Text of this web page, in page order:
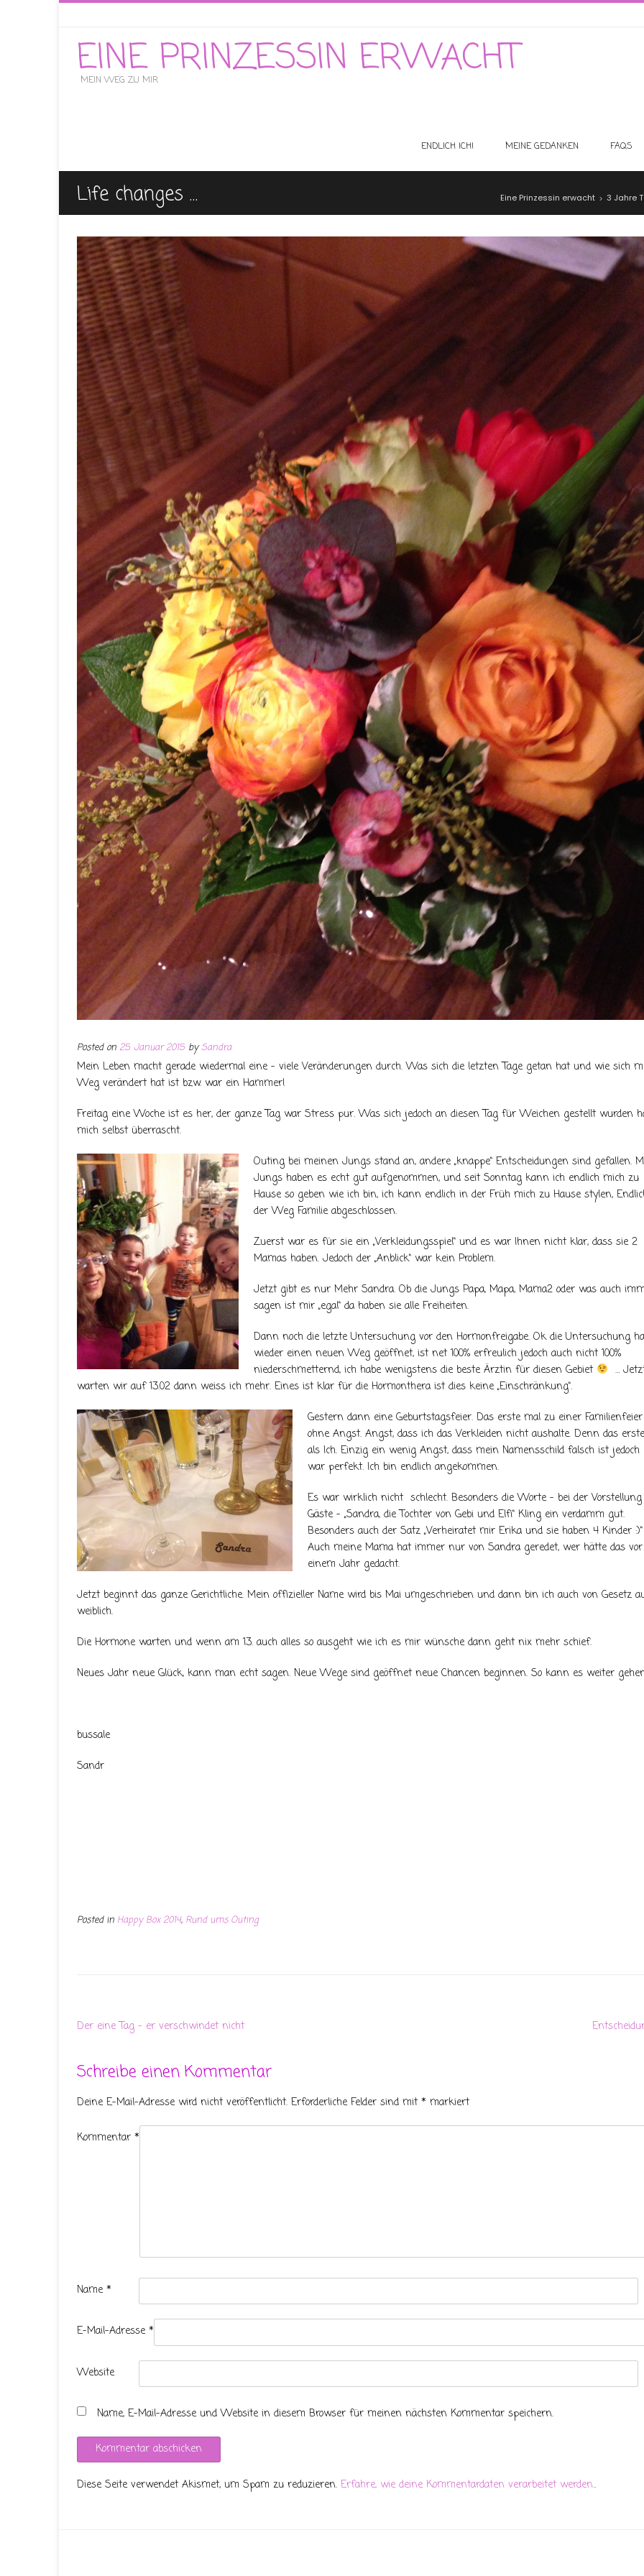
EINE PRINZESSIN ERWACHT
MEIN WEG ZU MIR
ENDLICH ICH! MEINE GEDANKEN FAQS
Life changes … Eine Prinzessin erwacht > 3 Jahre
Posted on 25. Januar 2015 bySandra
Mein Leben macht gerade wiedermal eine – viele Veränderungen durch. Was sich die letzten Tage getan hat und wie sich
Weg verändert hat ist bzw. war ein Hammer!
Freitag eine Woche ist es her, der ganze Tag war Stress pur. Was sich jedoch an diesen Tag für Weichen gestellt wurden
mich selbst überrascht.
Outing bei meinen Jungs stand an, andere „knappe“ Entscheidungen sind gefallen.
Jungs haben es echt gut aufgenommen, und seit Sonntag kann ich endlich mich zu
Hause so geben wie ich bin, ich kann endlich in der Früh mich zu Hause stylen,
der Weg Familie abgeschlossen.
Zuerst war es für sie ein „Verkleidungsspiel“ und es war Ihnen nicht klar, dass sie 2
Mamas haben. Jedoch der „Anblick“ war kein Problem.
Jetzt gibt es nur Mehr Sandra. Ob die Jungs Papa, Mapa, Mama2 oder was auch
sagen ist mir „egal“ da haben sie alle Freiheiten.
Dann noch die letzte Untersuchung vor den Hormonfreigabe. Ok die Untersuchung
wieder einen neuen Weg geöffnet, ist net 100% erfreulich jedoch auch nicht 100%
niederschmetternd, ich habe wenigstens die beste Ärztin für diesen Gebiet
…
warten wir auf 13.02 dann weiss ich mehr. Eines ist klar für die Hormonthera ist dies keine „Einschränkung“.
Gestern dann eine Geburtstagsfeier. Das erste mal zu einer Familienfeier
ohne Angst. Angst, dass ich das Verkleiden nicht aushalte. Denn das
als Ich. Einzig ein wenig Angst, dass mein Namensschild falsch ist jedoch
war perfekt. Ich bin endlich angekommen.
Es war wirklich nicht schlecht. Besonders die Worte – bei der
Gäste – „Sandra, die Tochter von Gebi und Elfi“ Kling ein verdamm gut.
Besonders auch der Satz „Verheiratet mir Erika und sie haben 4 Kinder :)“
Auch meine Mama hat immer nur von Sandra geredet, wer hätte das vor
einem Jahr gedacht.
Jetzt beginnt das ganze Gerichtliche. Mein offizieller Name wird bis Mai umgeschrieben und dann bin ich auch von Gesetz
weiblich.
Die Hormone warten und wenn am 13. auch alles so ausgeht wie ich es mir wünsche dann geht nix mehr schief.
Neues Jahr neue Glück, kann man echt sagen. Neue Wege sind geöffnet neue Chancen beginnen. So kann es weiter
bussale
Sandr
Posted in Happy Box 2014, Rund ums Outing
Der eine Tag – er verschwindet nicht
Schreibe einen Kommentar
Deine E-Mail-Adresse wird nicht veröffentlicht. Erforderliche Felder sind mit * markiert
Kommentar *
Name *
E-Mail-Adresse *
Website
Name, E-Mail-Adresse und Website in diesem Browser für meinen nächsten Kommentar speichern.
Diese Seite verwendet Akismet, um Spam zu reduzieren. Erfahre, wie deine Kommentardaten verarbeitet werden..